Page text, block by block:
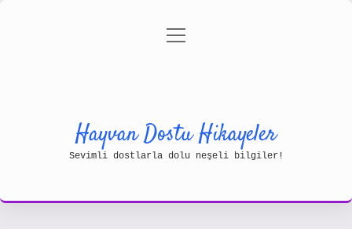
Gizlilik Politikası
menüyü
Hayvan Dostu Hikayeler
Sevimli dostlarla dolu neşeli bilgiler!